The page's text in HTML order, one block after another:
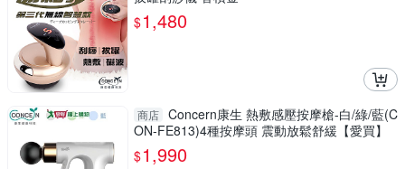
$1,480
商店 Concern康生 熱敷感壓按摩槍-白/綠/藍(C
ON-FE813)4種按摩頭 震動放鬆舒緩【愛買】
$1,990